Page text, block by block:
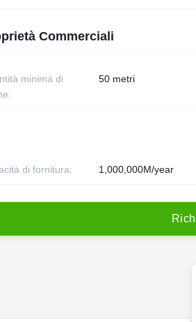
Commerciali
minima di
50 metri
di fornitura: 1,000,000M/year
Rich